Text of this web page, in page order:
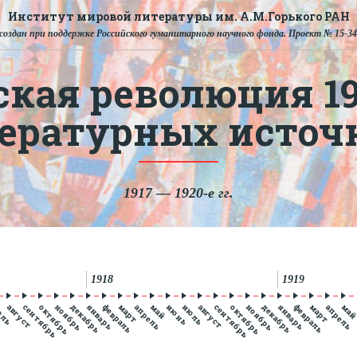
Институт мировой литературы им. А.М.Горького РАН
при поддержке Российского гуманитарного научного фонда. Проект № 15-
революция
1917 — 1920-е гг.
августсентябрь
октябрь
ноябрьдекабрь
январь
1918
февраль
мартапрель
майиюньиюльавгустсентябрь
октябрь
ноябрьдекабрь
январь
1919
февраль
мартапрель